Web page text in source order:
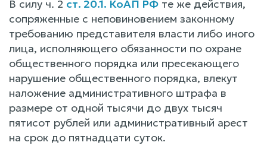
В силу ч. 2 ст. 20.1. КоАП РФ те же действия,
сопряженные с неповиновением законному
требованию представителя власти либо иного
лица, исполняющего обязанности по охране
общественного порядка или пресекающего
нарушение общественного порядка, влекут
наложение административного штрафа в
размере от одной тысячи до двух тысяч
пятисот рублей или административный арест
на срок до пятнадцати суток.